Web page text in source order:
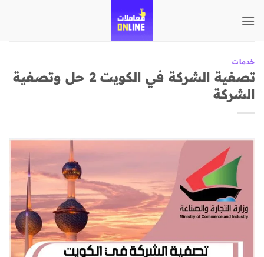
للمحتوى
خدمات
تصفية الشركة في الكويت 2 حل وتصفية
الشركة